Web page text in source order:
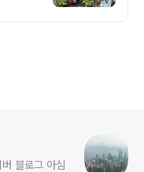
블로그 아심